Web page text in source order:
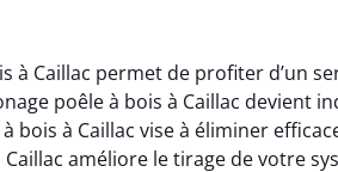
à Caillac permet de profiter d’un
poêle à bois à Caillac devient
bois à Caillac vise à éliminer
améliore le tirage de votre